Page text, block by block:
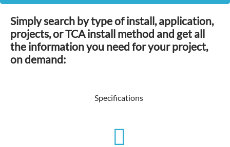
Simply search by type of install, application,
projects, or TCA install method and get all
the information you need for your project,
on demand:
Specifications